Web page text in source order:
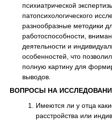
психиатрической
патопсихологического
разнообразные методики
работоспособности,
деятельности и
особенностей, что
полную картину для
выводов.
ВОПРОСЫ НА
Имеются ли у отца
расстройства или